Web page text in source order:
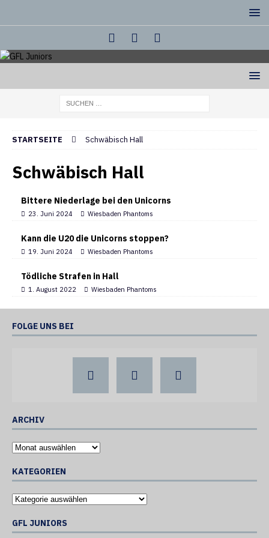
STARTSEITE Schwäbisch Hall
Schwäbisch Hall
Bittere Niederlage bei den Unicorns
23. Juni 2024 Wiesbaden Phantoms
Kann die U20 die Unicorns stoppen?
19. Juni 2024 Wiesbaden Phantoms
Tödliche Strafen in Hall
1. August 2022 Wiesbaden Phantoms
FOLGE UNS BEI
ARCHIV
KATEGORIEN
GFL JUNIORS